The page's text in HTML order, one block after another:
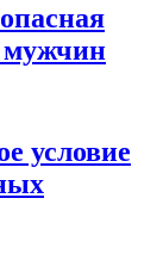
мужчин
условие